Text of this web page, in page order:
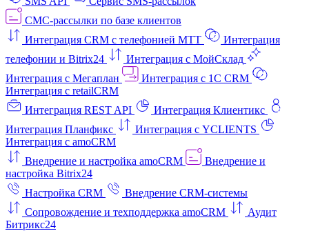
СМС-рассылки по базе клиентов
Интеграция CRM с телефонией МТТ
Интеграция
телефонии и Bitrix24
Интеграция с МойСклад
Интеграция с Мегаплан
Интеграция с 1C CRM
Интеграция с retailCRM
Интеграция REST API
Интеграция Клиентикс
Интеграция Планфикс
Интеграция с YCLIENTS
Интеграция с amoCRM
Внедрение и настройка amoCRM
Внедрение и
настройка Bitrix24
Настройка CRM
Внедрение CRM-системы
Сопровождение и техподдержка amoCRM
Аудит
Битрикс24